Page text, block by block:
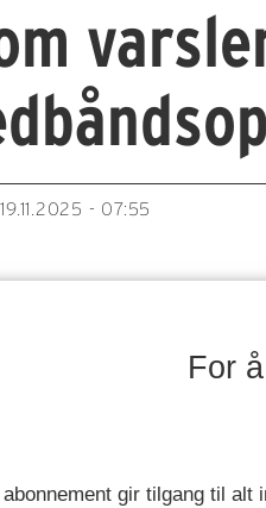
19.11.2025 - 07:55
For
abonnement gir tilgang til alt